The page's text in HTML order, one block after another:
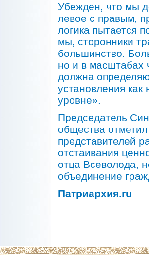
Убежден, что мы
левое с правым,
логика пытается
мы, сторонники
большинство.
но и в масштабах
должна
установления
уровне».
Председатель
общества
представителей
отстаивания
отца Всеволода,
объединение
Патриархия.ru